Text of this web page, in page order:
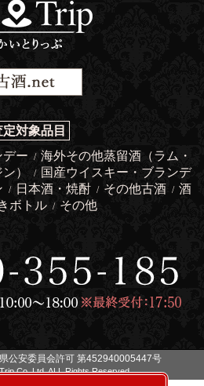
定対象品目
ー / 海外その他蒸留酒（ラム・
）
/ 国産ウイスキー・ブランデ
/ 日本酒・焼酎 / その他古酒 / 酒
ボトル / その他
公安委員会許可 第452940005447号
Co.,Ltd. ALL Rights Reserved.